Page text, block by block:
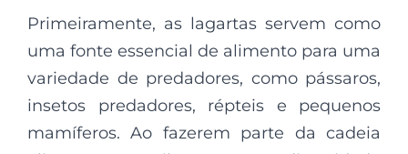
Primeiramente, as lagartas servem como
uma fonte essencial de alimento para uma
variedade de predadores, como pássaros,
insetos predadores, répteis e pequenos
mamíferos. Ao fazerem parte da cadeia